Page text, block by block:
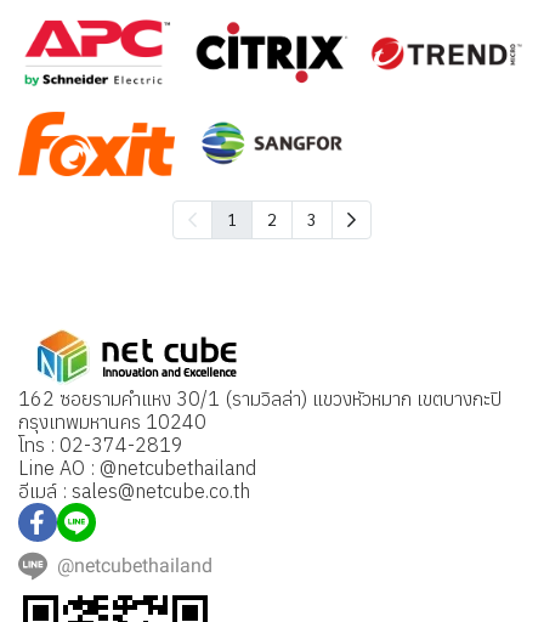
1 2 3
162 ซอยรามคำแหง 30/1 (รามวิลล่า) แขวงหัวหมาก เขตบางกะปิ
กรุงเทพมหานคร 10240
โทร : 02-374-2819
Line AO : @netcubethailand
อีเมล์ : sales@netcube.co.th
@netcubethailand